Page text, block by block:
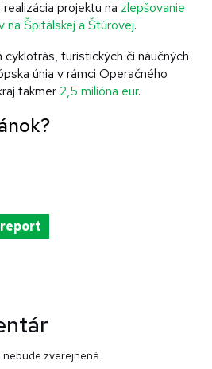
projektu na zlepšovanie
na Špitálskej a Štúrovej.
turistických či náučných
únia v rámci Operačného
takmer 2,5 milióna eur.
zverejnená.